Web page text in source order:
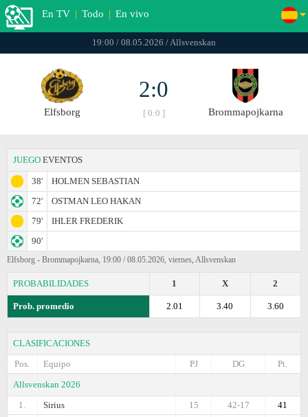
En TV | Todo | En vivo
19:00 / 08.05.2026 / Allsvenskan
Elfsborg
2:0
[ 0:0 ] Brommapojkarna
JUEGO EVENTOS
38'
HOLMEN SEBASTIAN
72'
OSTMAN LEO HAKAN
79'
IHLER FREDERIK
90'
Elfsborg - Brommapojkarna, 19:00 / 08.05.2026, viernes, Allsvenskan
PROBABILIDADES 2
X
1
Prob. promedio 3.60
3.40
2.01
CLASIFICACIONES
Pos.
Equipo Pt.
DG
PJ
Allsvenskan 2026
1.
Sirius 41
42-17
15